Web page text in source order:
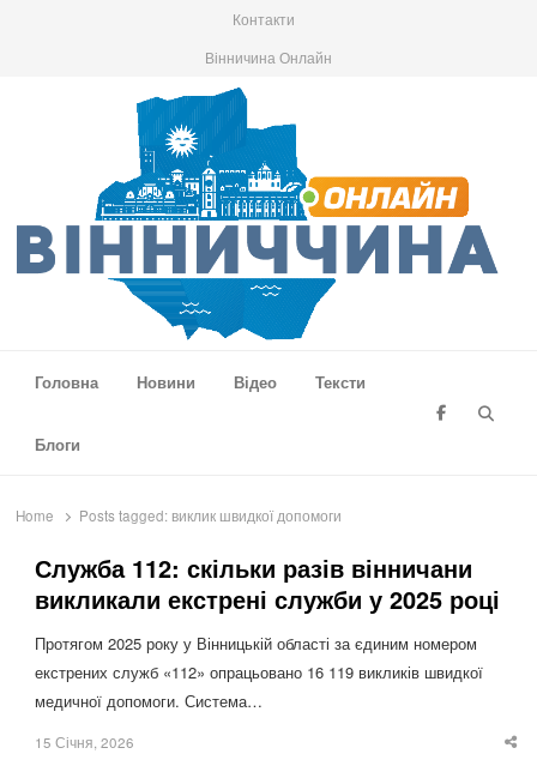
Контакти
Вінничина Онлайн
Головна
Новини Відео Тексти
Блоги
Home Posts tagged: виклик швидкої допомоги
Служба 112: скільки разів вінничани
викликали екстрені служби у 2025 році
Протягом 2025 року у Вінницькій області за єдиним номером
екстрених служб «112» опрацьовано 16 119 викликів швидкої
медичної допомоги. Система…
15 Січня, 2026